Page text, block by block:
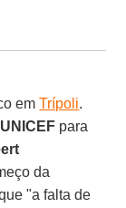
emTrípoli.
UNICEF para
da
"a falta de